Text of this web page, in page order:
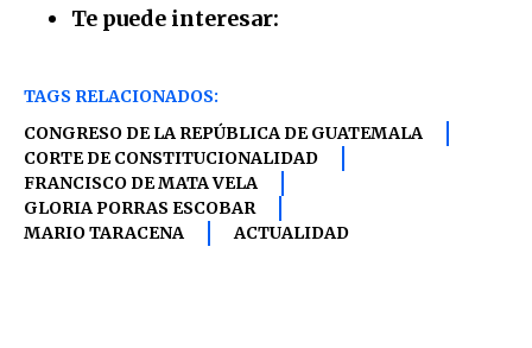
Te puede interesar:
TAGS RELACIONADOS:
CONGRESO DE LA REPÚBLICA DE GUATEMALA
CORTE DE CONSTITUCIONALIDAD
FRANCISCO DE MATA VELA
GLORIA PORRAS ESCOBAR
MARIO TARACENA
ACTUALIDAD